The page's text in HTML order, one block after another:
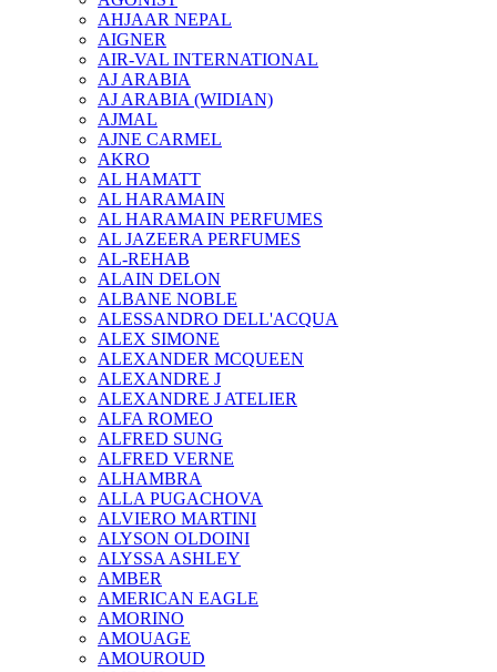
AHJAAR NEPAL
AIGNER
AIR-VAL INTERNATIONAL
AJ ARABIA
AJ ARABIA (WIDIAN)
AJMAL
AJNE CARMEL
AKRO
AL HAMATT
AL HARAMAIN
AL HARAMAIN PERFUMES
AL JAZEERA PERFUMES
AL-REHAB
ALAIN DELON
ALBANE NOBLE
ALESSANDRO DELL'ACQUA
ALEX SIMONE
ALEXANDER MCQUEEN
ALEXANDRE J
ALEXANDRE J ATELIER
ALFA ROMEO
ALFRED SUNG
ALFRED VERNE
ALHAMBRA
ALLA PUGACHOVA
ALVIERO MARTINI
ALYSON OLDOINI
ALYSSA ASHLEY
AMBER
AMERICAN EAGLE
AMORINO
AMOUAGE
AMOUROUD